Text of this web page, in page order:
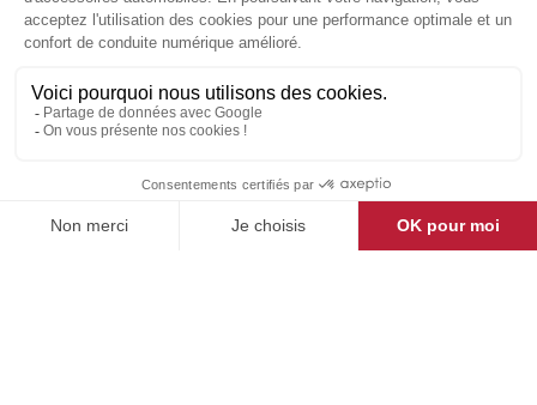
CONTACT & AIDE
© Groupe DMD 2025
Pensez à covoiturer
#SeDeplacerMoinsPolluer